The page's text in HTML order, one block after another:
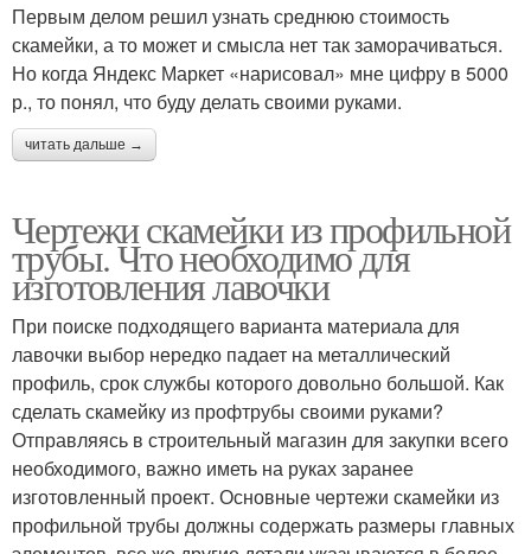
Первым делом решил узнать среднюю стоимость
скамейки, а то может и смысла нет так заморачиваться.
Но когда Яндекс Маркет «нарисовал» мне цифру в 5000
р., то понял, что буду делать своими руками.
читать дальше →
Чертежи скамейки из профильной
трубы. Что необходимо для
изготовления лавочки
При поиске подходящего варианта материала для
лавочки выбор нередко падает на металлический
профиль, срок службы которого довольно большой. Как
сделать скамейку из профтрубы своими руками?
Отправляясь в строительный магазин для закупки всего
необходимого, важно иметь на руках заранее
изготовленный проект. Основные чертежи скамейки из
профильной трубы должны содержать размеры главных